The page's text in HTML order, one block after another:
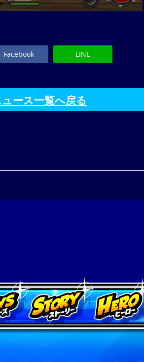
Facebook LINE
ース一覧へ戻る